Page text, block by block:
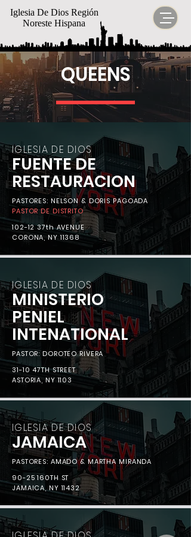
Iglesia De Dios Región
Noreste Hispana
QUEENS
IGLESIA DE DIOS
FUENTE DE
RESTAURACION
PASTORES: NELSON & DORIS PAGOADA
PASTOR DE DISTRITO
102-12 37th AVENUE
CORONA, NY 11368
IGLESIA DE DIOS
MINISTERIO
PENIEL
INTENATIONAL
PASTOR: DOROTEO RIVERA
31-10 47TH STREET
ASTORIA, NY 1103
IGLESIA DE DIOS
JAMAICA
PASTORES: AMADO & MARTHA MIRANDA
90-25 160TH ST
JAMAICA, NY 11432